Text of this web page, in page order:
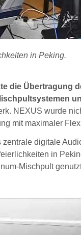
in Peking.
die Übertragung
NEXUS wurde
mit maximaler
zentrale digitale
in
Mischpult